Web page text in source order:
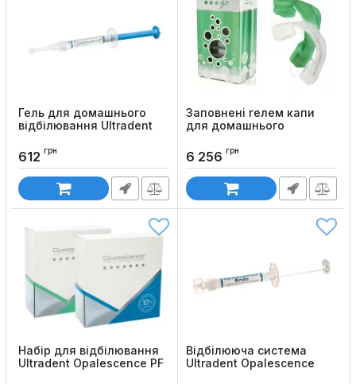
Гель для домашнього
відбілювання Ultradent
Код товару:
612 грн
Заповнені гелем капи
для домашнього
Opalescence Go
Код товару: 1325
6 256 грн
Набір для відбілювання
Ultradent Opalescence PF
Відбілююча система
Ultradent Opalescence